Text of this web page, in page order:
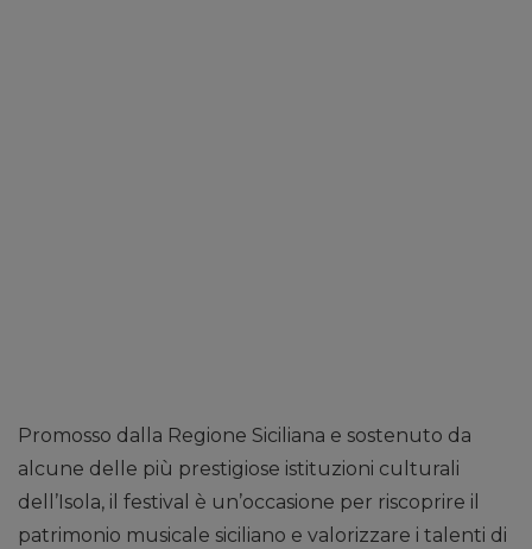
Promosso dalla Regione Siciliana e sostenuto da
alcune delle più prestigiose istituzioni culturali
dell’Isola, il festival è un’occasione per riscoprire il
patrimonio musicale siciliano e valorizzare i talenti di